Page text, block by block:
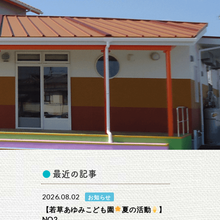
最近の記事
2026.08.02 お知らせ
【若草あゆみこども園 夏の活動
】